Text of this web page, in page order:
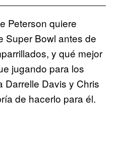
Peterson quiere
Super Bowl antes de
y qué mejor
jugando para los
Darrelle Davis y Chris
de hacerlo para él.